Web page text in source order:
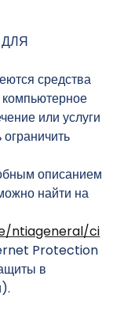
средства
компьютерное
или услуги
описанием
найти на
ntiageneral/ci
Protection
в